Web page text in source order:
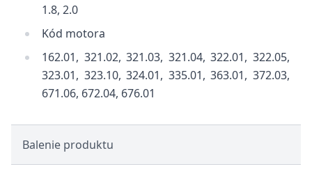
1.8, 2.0
Kód motora
162.01, 321.02, 321.03, 321.04, 322.01, 322.05,
323.01, 323.10, 324.01, 335.01, 363.01, 372.03,
671.06, 672.04, 676.01
Balenie produktu